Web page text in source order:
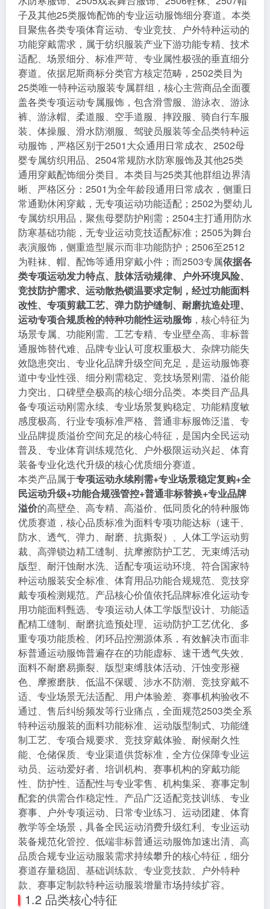
子及其他25类服饰配饰的专业运动服饰细分赛道。本类
目聚焦各类专项体育运动、专业竞技、户外特种运动的
功能穿戴需求，属于纺织服装产业下游功能专精、技术
适配、场景细分、标准严苛、专业属性极强的垂直细分
赛道。依据尼斯商标分类官方核定范畴，2502类目为
25类唯一特种运动服装专属群组，核心主营商品全面覆
盖各类专项运动专属服饰，包含滑雪服、游泳衣、游泳
裤、游泳帽、柔道服、空手道服、摔跤服、骑自行车服
装、体操服、滑水防潮服、驾驶员服装等全品类特种运
动服饰，严格区别于2501大众通用日常成衣、2502母
婴专属纺织用品、2504常规防水防寒服饰及其他25类
通用穿戴配饰细分类目。本类目与25类其他群组边界清
晰、严格区分：2501为全年龄段通用日常成衣，侧重日
常通勤休闲穿戴，无专项运动功能适配；2502为婴幼儿
专属纺织用品，聚焦母婴防护刚需；2504主打通用防水
防寒基础功能，无专业运动竞技适配标准；2505为舞台
表演服饰，侧重造型展示而非功能防护；2506至2512
为鞋袜、帽、配饰等通用穿戴小件；而2503专属依据各
类专项运动发力特点、肢体活动规律、户外环境风险、
竞技防护需求、运动散热锁温要求定制，经过功能面料
改性、专项剪裁工艺、弹力防护缝制、耐磨抗造处理、
运动专项合规质检的特种功能性运动服饰 ，核心特征为
场景专属、功能刚需、工艺专精、专业壁垒高、非标普
通服饰替代难、品牌专业认可度权重极大、杂牌功能失
效隐患突出、专业化品牌升级空间充足，是运动服饰赛
道中专业性强、细分刚需稳定、竞技场景刚需、溢价能
力突出、口碑壁垒极高的核心细分品类。本类目产品具
备专项运动刚需永续、专业场景复购稳定、功能精度敏
感度极高、行业专项标准严格、普通非标服饰泛滥、专
业品牌提质溢价空间充足的核心特征，是国内全民运动
普及、专业体育训练规范化、户外极限运动兴起、体育
装备专业化迭代升级的核心优质细分赛道。
本类产品属于专项运动永续刚需+专业场景稳定复购+全
民运动升级+功能合规强管控+普通非标替换+专业品牌
溢价的高壁垒、高专精、高溢价、低同质化的特种服饰
优质赛道，核心品质标准为面料专项功能达标（速干、
防水、透气、弹力、耐磨、抗撕裂）、人体工学运动剪
裁、高弹锁边精工缝制、抗摩擦防护工艺、无束缚活动
版型、耐汗蚀耐水洗、适配专项运动环境、符合国家特
种运动服装安全标准、体育用品功能合规规范、竞技穿
戴专项检测规范。产品核心价值依托品牌标准化运动专
用功能面料甄选、专项运动人体工学版型设计、功能适
配精工缝制、耐磨抗造预处理、运动防护工艺优化、多
重专项功能质检、闭环品控溯源体系，有效解决市面非
标普通运动服饰普遍存在的功能虚标、速干透气失效、
面料不耐磨易撕裂、版型束缚肢体活动、汗蚀变形褪
色、摩擦磨肤、低温不保暖、涉水不防潮、竞技穿戴不
适、专业场景无法适配、用户体验差、赛事机构验收不
通过、售后纠纷频发等行业痛点，全面规范2503类全系
特种运动服装的面料功能标准、运动版型制式、功能缝
制工艺、专项合规要求、竞技穿戴体验、耐候耐久性
能、仓储保质、专业渠道供货标准，全方位保障专业运
动员、运动爱好者、培训机构、赛事机构的穿戴功能
性、防护性、适配性与专业零售、机构集采、赛事定制
配套的供需合作稳定性。产品广泛适配竞技训练、专业
赛事、户外专项运动、日常专业练习、运动团建、体育
教学等全场景，具备全民运动消费升级红利、专业运动
装备规范化管控、低端非标普通运动服饰加速出清、高
品质合规专业运动服装需求持续攀升的核心特征，细分
赛道存量稳固、基础训练款、专业竞技款、户外特种
款、赛事定制款特种运动服装增量市场持续扩容。
1.2 品类核心特征